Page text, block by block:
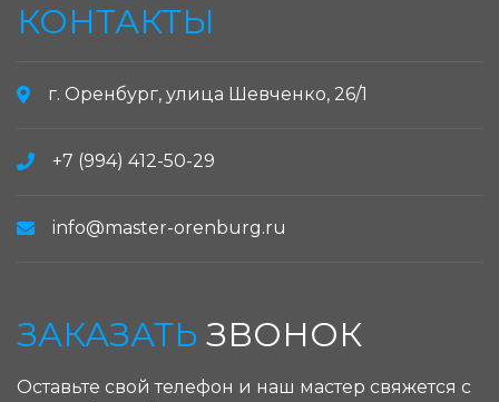
КОНТАКТЫ
г. Оренбург, улица Шевченко, 26/1
+7 (994) 412-50-29
info@master-orenburg.ru
ЗАКАЗАТЬ ЗВОНОК
Оставьте свой телефон и наш мастер свяжется с